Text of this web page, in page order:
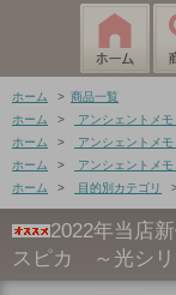
ホーム > 商品一覧
ホーム
>
アンシェントメ
ホーム
> アンシェントメ
ホーム
> アンシェントメ
ホーム
> 目的別カテゴリ
2022年当店
スピカ ～光シリ